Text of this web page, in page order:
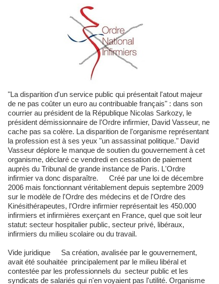
"La disparition d'un service public qui présentait l'atout majeur
de ne pas coûter un euro au contribuable français" : dans son
courrier au président de la République Nicolas Sarkozy, le
président démissionnaire de l'Ordre infirmier, David Vasseur, ne
cache pas sa colère. La disparition de l'organisme représentant
la profession est à ses yeux "un assassinat politique." David
Vasseur déplore le manque de soutien du gouvernement à cet
organisme, déclaré ce vendredi en cessation de paiement
auprès du Tribunal de grande instance de Paris. L'Ordre
infirmier va donc disparaître. Créé par une loi de décembre
2006 mais fonctionnant véritablement depuis septembre 2009
sur le modèle de l'Ordre des médecins et de l'Ordre des
Kinésithérapeutes, l'Ordre infirmier représentait les 450.000
infirmiers et infirmières exerçant en France, quel que soit leur
statut: secteur hospitalier public, secteur privé, libéraux,
infirmiers du milieu scolaire ou du travail.
Vide juridique Sa création, avalisée par le gouvernement,
avait été souhaitée principalement par le milieu libéral et
contestée par les professionnels du secteur public et les
syndicats de salariés qui n'en voyaient pas l'utilité. Organisme